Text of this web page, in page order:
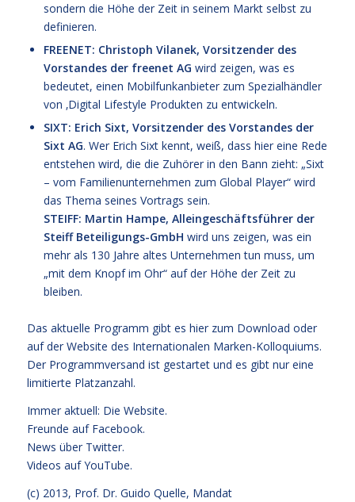
sondern die Höhe der Zeit in seinem Markt selbst zu
definieren.
FREENET: Christoph Vilanek, Vorsitzender des
Vorstandes der freenet AG wird zeigen, was es
bedeutet, einen Mobilfunkanbieter zum Spezialhändler
von ‚Digital Lifestyle Produkten zu entwickeln.
SIXT: Erich Sixt, Vorsitzender des Vorstandes der
Sixt AG. Wer Erich Sixt kennt, weiß, dass hier eine Rede
entstehen wird, die die Zuhörer in den Bann zieht: „Sixt
– vom Familienunternehmen zum Global Player“ wird
das Thema seines Vortrags sein.
STEIFF: Martin Hampe, Alleingeschäftsführer der
Steiff Beteiligungs-GmbH wird uns zeigen, was ein
mehr als 130 Jahre altes Unternehmen tun muss, um
„mit dem Knopf im Ohr“ auf der Höhe der Zeit zu
bleiben.
Das aktuelle Programm gibt es hier zum Download oder
auf der Website des Internationalen Marken-Kolloquiums.
Der Programmversand ist gestartet und es gibt nur eine
limitierte Platzanzahl.
Immer aktuell: Die Website.
Freunde auf Facebook.
News über Twitter.
Videos auf YouTube.
(c) 2013, Prof. Dr. Guido Quelle, Mandat